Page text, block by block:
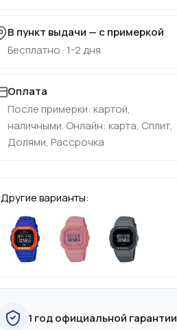
В пункт выдачи — с примеркой
Бесплатно · 1-2 дня
Оплата
После примерки: картой,
наличными. Онлайн: карта, Сплит,
Долями, Рассрочка
Другие варианты:
1 год официальной гарантии